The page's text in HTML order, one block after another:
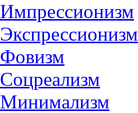
Импрессионизм
Экспрессионизм
Фовизм
Соцреализм
Минимализм